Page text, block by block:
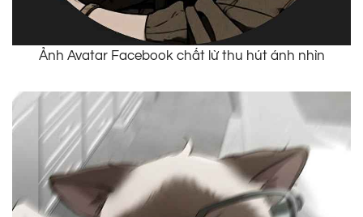
Ảnh Avatar Facebook chất lừ thu hút ánh nhìn